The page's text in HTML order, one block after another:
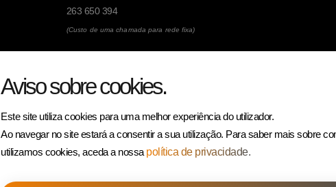
263 650 394
(Custo de uma chamada para rede fixa)
Porto
Avenida da Boavista, 1588, 2º, sala 304
4100-115 Porto
225 432 051
(Custo de uma chamada para rede fixa)
Aviso sobre cookies.
Este site utiliza cookies para uma melhor experiência do utilizador.
Ao navegar no site estará a consentir a sua utilização. Para saber mais sobre
utilizamos cookies, aceda a nossa política de privacidade.